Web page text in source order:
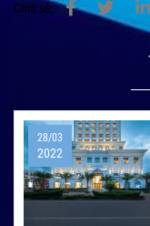
Chia sẻ:
28/03
2022